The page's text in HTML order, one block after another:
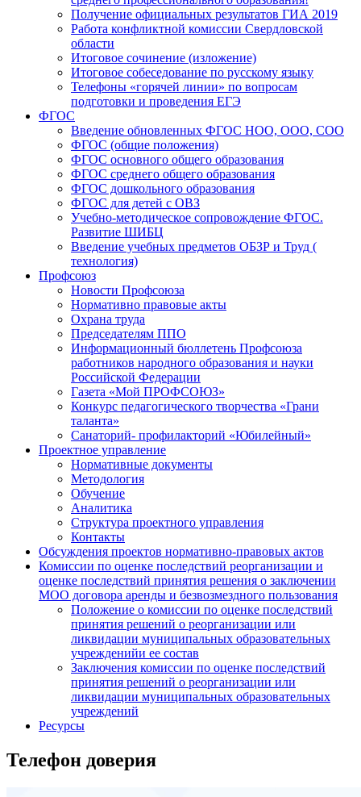
Получение официальных результатов ГИА 2019
Работа конфликтной комиссии Свердловской
области
Итоговое сочинение (изложение)
Итоговое собеседование по русскому языку
Телефоны «горячей линии» по вопросам
подготовки и проведения ЕГЭ
ФГОС
Введение обновленных ФГОС НОО, ООО, СОО
ФГОС (общие положения)
ФГОС основного общего образования
ФГОС среднего общего образования
ФГОС дошкольного образования
ФГОС для детей с ОВЗ
Учебно-методическое сопровождение ФГОС.
Развитие ШИБЦ
Введение учебных предметов ОБЗР и Труд (
технология)
Профсоюз
Новости Профсоюза
Нормативно правовые акты
Охрана труда
Председателям ППО
Информационный бюллетень Профсоюза
работников народного образования и науки
Российской Федерации
Газета «Мой ПРОФСОЮЗ»
Конкурс педагогического творчества «Грани
таланта»
Санаторий- профилакторий «Юбилейный»
Проектное управление
Нормативные документы
Методология
Обучение
Аналитика
Структура проектного управления
Контакты
Обсуждения проектов нормативно-правовых актов
Комиссии по оценке последствий реорганизации и
оценке последствий принятия решения о заключении
МОО договора аренды и безвозмездного пользования
Положение о комиссии по оценке последствий
принятия решений о реорганизации или
ликвидации муниципальных образовательных
учрежденийи ее состав
Заключения комиссии по оценке последствий
принятия решений о реорганизации или
ликвидации муниципальных образовательных
учреждений
Ресурсы
Телефон доверия